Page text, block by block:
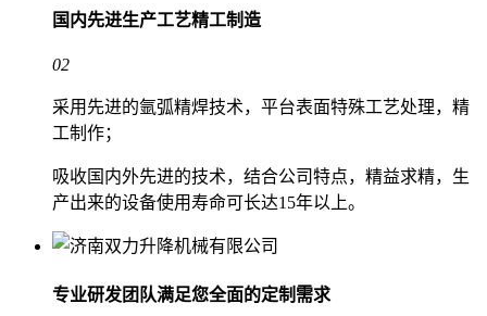
国内先进生产工艺精工制造
02
采用先进的氩弧精焊技术，平台表面特殊工艺处理，精
工制作；
吸收国内外先进的技术，结合公司特点，精益求精，生
产出来的设备使用寿命可长达15年以上。
专业研发团队满足您全面的定制需求